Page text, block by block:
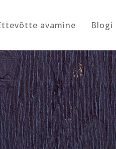
avamine Blogi